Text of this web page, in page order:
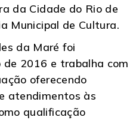
da Cidade do Rio de
Municipal de Cultura.
da Maré foi
2016 e trabalha com
oferecendo
atendimentos às
qualificação